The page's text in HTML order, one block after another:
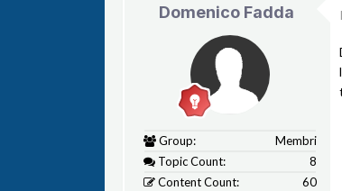
Domenico Fadda
Group:
Membri
Topic Count:
8
Content Count:
60